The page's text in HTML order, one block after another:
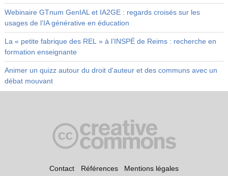
Webinaire GTnum GenIAL et IA2GE : regards croisés sur les
usages de l’IA générative en éducation
La « petite fabrique des REL » à l’INSPÉ de Reims : recherche en
formation enseignante
Animer un quizz autour du droit d'auteur et des communs avec un
débat mouvant
Contact Références Mentions légales